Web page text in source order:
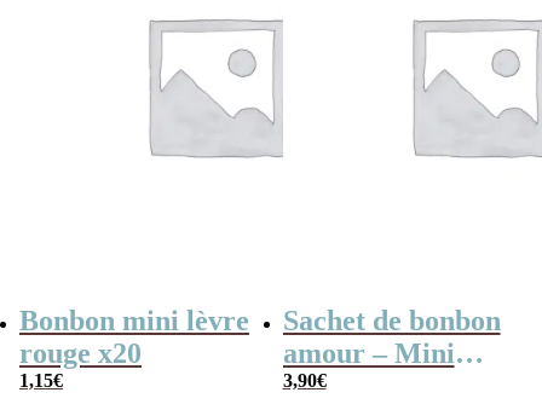
Bonbon mini lèvre
rouge x20
1,15€
Sachet de bonbon
amour – Mini
lèvre rouge x80 –
3,90€